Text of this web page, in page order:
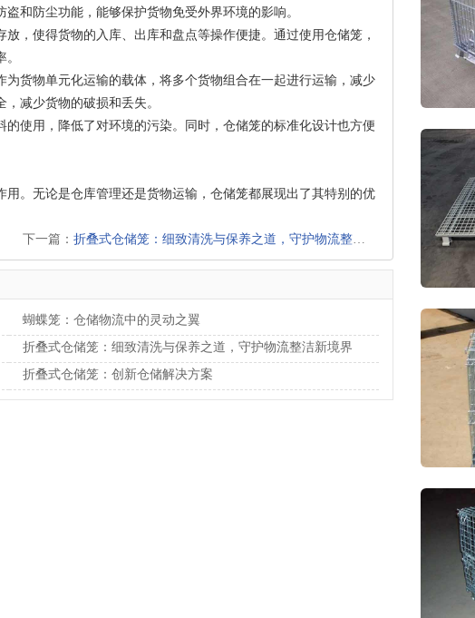
和防尘功能，能够保护货物免受外界环境的影响。
，使得货物的入库、出库和盘点等操作便捷。通过使用仓储笼，
货物单元化运输的载体，将多个货物组合在一起进行运输，减少
减少货物的破损和丢失。
使用，降低了对环境的污染。同时，仓储笼的标准化设计也方便
。无论是仓库管理还是货物运输，仓储笼都展现出了其特别的优
下一篇： 折叠式仓储笼：细致清洗与保养之道，守护物流整洁新境界
蝴蝶笼：仓储物流中的灵动之翼
折叠式仓储笼：细致清洗与保养之道，守护物流整洁新境界
折叠式仓储笼：创新仓储解决方案